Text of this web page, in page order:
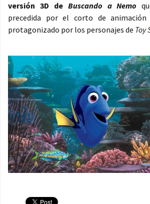
versión 3D de Buscando a Nemo
precedida por el corto de animación
protagonizado por los personajes de Toy